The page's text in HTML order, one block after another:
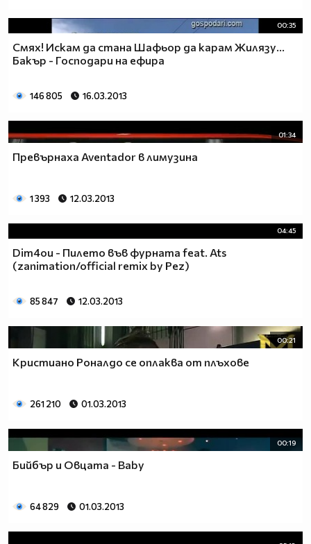
00:35
Смях! Искам да стана Шафьор да карам Жилязу...
Бакър - Господари на ефира
146 805 16.03.2013
01:34
Превърнаха Aventador в лимузина
1 393 12.03.2013
04:45
Dim4ou - Пилето във фурната feat. Ats
(zanimation/official remix by Pez)
85 847 12.03.2013
00:21
Кристиано Роналдо се оплаква от плъхове
261 210 01.03.2013
00:19
Бийбър и Овцата - Baby
64 829 01.03.2013